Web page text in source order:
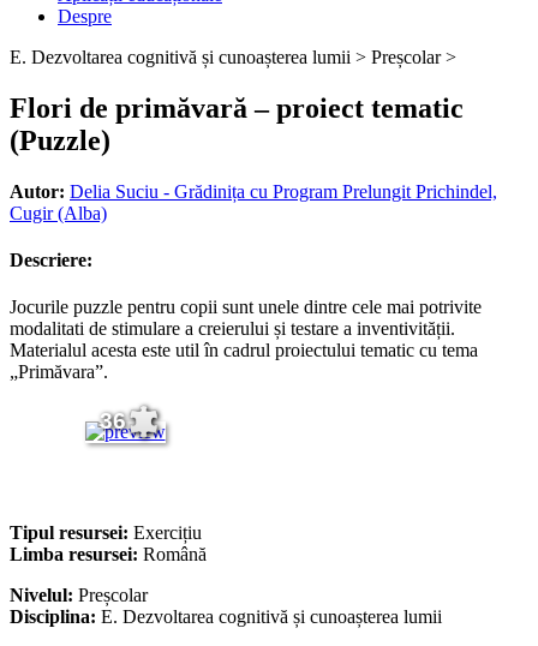
Despre
E. Dezvoltarea cognitivă și cunoașterea lumii > Preșcolar >
Flori de primăvară – proiect tematic
(Puzzle)
Autor: Delia Suciu - Grădinița cu Program Prelungit Prichindel,
Cugir (Alba)
Descriere:
Jocurile puzzle pentru copii sunt unele dintre cele mai potrivite
modalitati de stimulare a creierului și testare a inventivității.
Materialul acesta este util în cadrul proiectului tematic cu tema
„Primăvara”.
36
Tipul resursei: Exercițiu
Limba resursei: Română
Nivelul: Preșcolar
Disciplina: E. Dezvoltarea cognitivă și cunoașterea lumii